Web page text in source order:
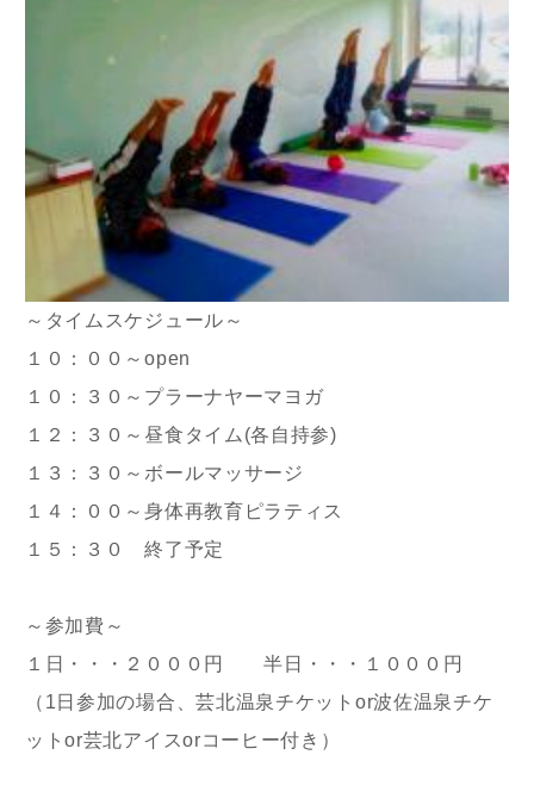
～タイムスケジュール～
１０：００～open
１０：３０～プラーナヤーマヨガ
１２：３０～昼食タイム(各自持参)
１３：３０～ボールマッサージ
１４：００～身体再教育ピラティス
１５：３０ 終了予定
～参加費～
１日・・・２０００円 半日・・・１０００円
（1日参加の場合、芸北温泉チケットor波佐温泉チケ
ットor芸北アイスorコーヒー付き）